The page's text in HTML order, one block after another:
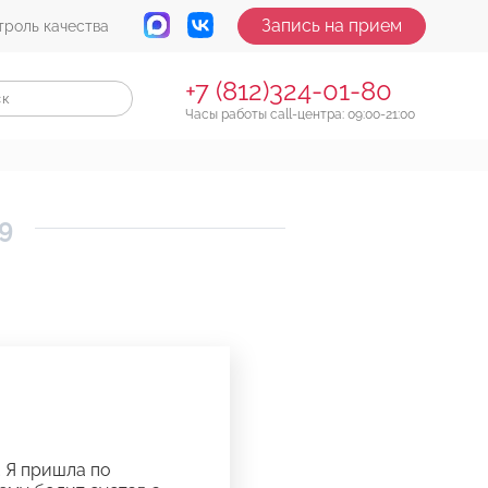
качества Запись на прием
+7 (812)324-01-80
Часы работы call-центра: 09:00-21:00
Я пришла по